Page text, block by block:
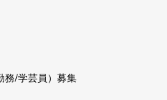
務/学芸員）募集